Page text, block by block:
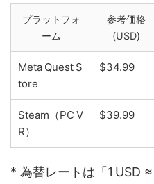
プラットフォ
ーム
参考価格
(USD)
Meta Quest S
tore
$34.99
Steam（PC V
R）
$39.99
* 為替レートは「1 USD